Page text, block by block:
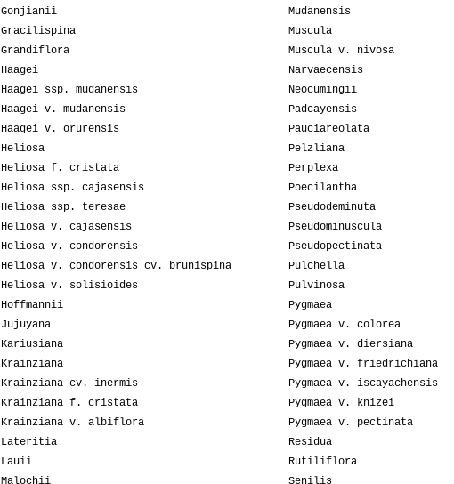
Gonjianii
Gracilispina
Grandiflora
Haagei
Haagei ssp. mudanensis
Haagei v. mudanensis
Haagei v. orurensis
Heliosa
Heliosa f. cristata
Heliosa ssp. cajasensis
Heliosa ssp. teresae
Heliosa v. cajasensis
Heliosa v. condorensis
Heliosa v. condorensis cv. brunispina
Heliosa v. solisioides
Hoffmannii
Jujuyana
Kariusiana
Krainziana
Krainziana cv. inermis
Krainziana f. cristata
Krainziana v. albiflora
Lateritia
Lauii
Malochii
Mudanensis
Muscula
Muscula v. nivosa
Narvaecensis
Neocumingii
Padcayensis
Pauciareolata
Pelzliana
Perplexa
Poecilantha
Pseudodeminuta
Pseudominuscula
Pseudopectinata
Pulchella
Pulvinosa
Pygmaea
Pygmaea v. colorea
Pygmaea v. diersiana
Pygmaea v. friedrichiana
Pygmaea v. iscayachensis
Pygmaea v. knizei
Pygmaea v. pectinata
Residua
Rutiliflora
Senilis